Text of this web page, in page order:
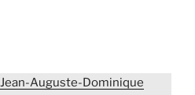
Jean-Auguste-Dominique